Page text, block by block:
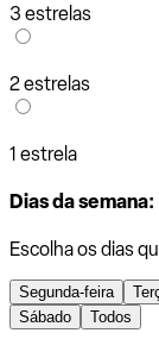
3 estrelas
2 estrelas
1 estrela
Dias da semana:
Escolha os dias
Segunda-feira
Sábado
Todos